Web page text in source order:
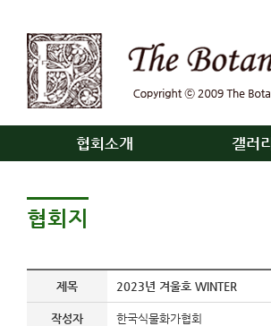
협회소개 갤러리
협회지
제목 2023년 겨울호 WINTER
작성자 한국식물화가협회